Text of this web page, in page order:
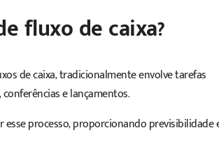
fluxo de caixa?
de caixa, tradicionalmente envolve tarefas
e lançamentos.
processo, proporcionando previsibilidade